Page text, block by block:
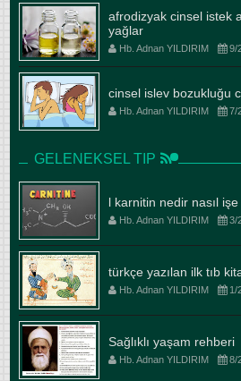
afrodizyak cinsel istek
yağlar
Hb. Adnan YILDIRIM 9/
cinsel islev bozukluğu
Hb. Adnan YILDIRIM 7/
GELENEKSEL TIP
l karnitin nedir nasıl işe
Hb. Adnan YILDIRIM 3/
türkçe yazılan ilk tıb
Hb. Adnan YILDIRIM 1/
Sağlıklı yaşam rehberi
Hb. Adnan YILDIRIM 8/